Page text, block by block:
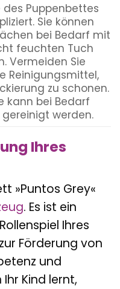
des Puppenbettes
Sie können
bei Bedarf mit
feuchten Tuch
Vermeiden Sie
Reinigungsmittel,
zu schonen.
kann bei Bedarf
werden.
Ihres
»Puntos Grey«
. Es ist ein
Ihres
Förderung von
und
Kind lernt,